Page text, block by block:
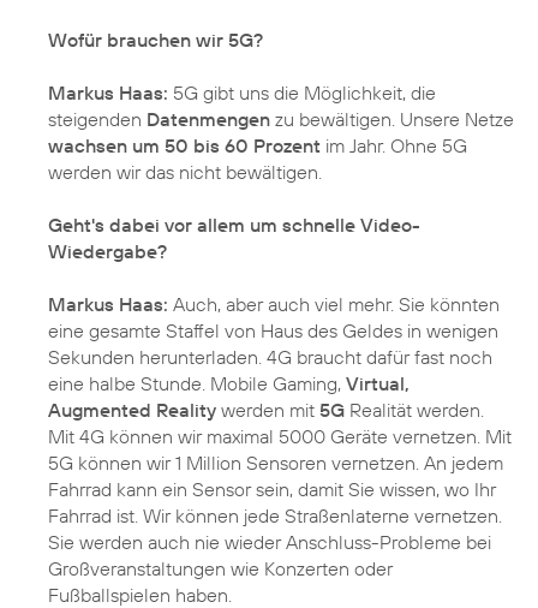
Wofür brauchen wir 5G?
Markus Haas: 5G gibt uns die Möglichkeit, die
steigenden Datenmengen zu bewältigen. Unsere Netze
wachsen um 50 bis 60 Prozent im Jahr. Ohne 5G
werden wir das nicht bewältigen.
Geht's dabei vor allem um schnelle Video-
Wiedergabe?
Markus Haas: Auch, aber auch viel mehr. Sie könnten
eine gesamte Staffel von Haus des Geldes in wenigen
Sekunden herunterladen. 4G braucht dafür fast noch
eine halbe Stunde. Mobile Gaming, Virtual,
Augmented Reality werden mit 5G Realität werden.
Mit 4G können wir maximal 5000 Geräte vernetzen. Mit
5G können wir 1 Million Sensoren vernetzen. An jedem
Fahrrad kann ein Sensor sein, damit Sie wissen, wo Ihr
Fahrrad ist. Wir können jede Straßenlaterne vernetzen.
Sie werden auch nie wieder Anschluss-Probleme bei
Großveranstaltungen wie Konzerten oder
Fußballspielen haben.